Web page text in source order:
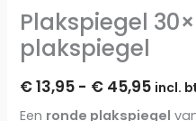
Plakspiegel
plakspiegel
€13,95 - € 45,95 incl.
Een ronde plakspiegel